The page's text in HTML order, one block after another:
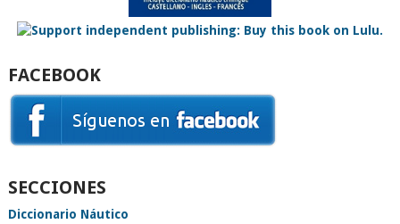
FACEBOOK
SECCIONES
Diccionario Náutico